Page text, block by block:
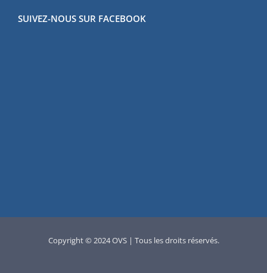
SUIVEZ-NOUS SUR FACEBOOK
Copyright © 2024 OVS | Tous les droits réservés.